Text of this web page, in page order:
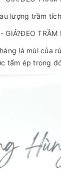
lượng trầm
là mùi của
tẩm ép trong